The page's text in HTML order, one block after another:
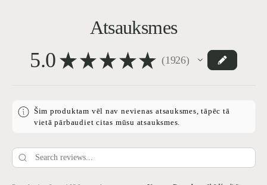
Atsauksmes
5.0 ★ ★ ★ ★ ★ 1926
1926
Šim produktam vēl nav nevienas atsauksmes, tāpēc tā
vietā pārbaudiet citas mūsu atsauksmes.